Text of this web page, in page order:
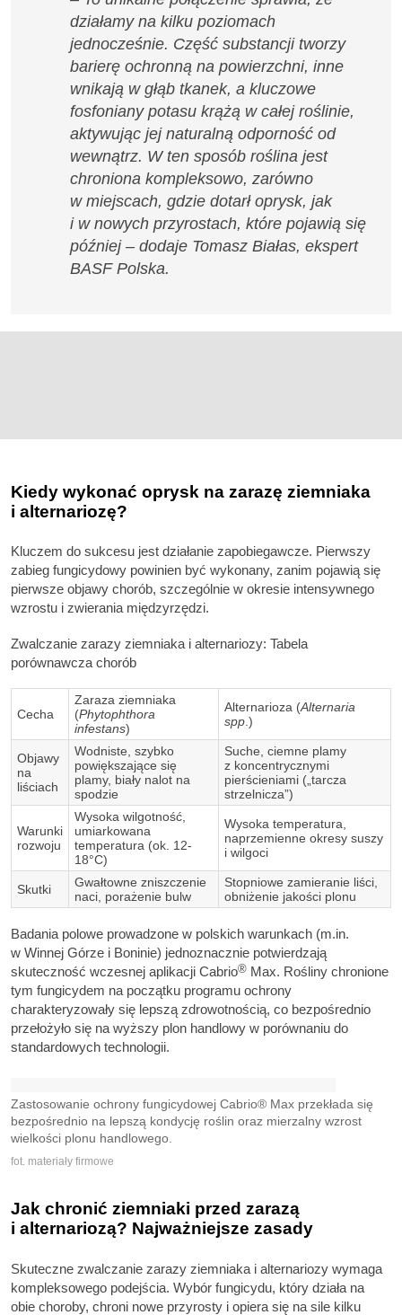
działamy na kilku poziomach
jednocześnie. Część substancji tworzy
barierę ochronną na powierzchni, inne
wnikają w głąb tkanek, a kluczowe
fosfoniany potasu krążą w całej roślinie,
aktywując jej naturalną odporność od
wewnątrz. W ten sposób roślina jest
chroniona kompleksowo, zarówno
w miejscach, gdzie dotarł oprysk, jak
i w nowych przyrostach, które pojawią się
później – dodaje Tomasz Białas, ekspert
BASF Polska.
Kiedy wykonać oprysk na zarazę ziemniaka
i alternariozę?
Kluczem do sukcesu jest działanie zapobiegawcze. Pierwszy
zabieg fungicydowy powinien być wykonany, zanim pojawią się
pierwsze objawy chorób, szczególnie w okresie intensywnego
wzrostu i zwierania międzyrzędzi.
Zwalczanie zarazy ziemniaka i alternariozy: Tabela
porównawcza chorób
Cecha
Zaraza ziemniaka
(Phytophthora
infestans)
Alternarioza (Alternaria
spp.)
Objawy
na
liściach
Wodniste, szybko
powiększające się
plamy, biały nalot na
spodzie
Suche, ciemne plamy
z koncentrycznymi
pierścieniami („tarcza
strzelnicza”)
Warunki
rozwoju
Wysoka wilgotność,
umiarkowana
temperatura (ok. 12-
18°C)
Wysoka temperatura,
naprzemienne okresy suszy
i wilgoci
Skutki
Gwałtowne zniszczenie
naci, porażenie bulw
Stopniowe zamieranie liści,
obniżenie jakości plonu
Badania polowe prowadzone w polskich warunkach (m.in.
w Winnej Górze i Boninie) jednoznacznie potwierdzają
skuteczność wczesnej aplikacji Cabrio® Max. Rośliny chronione
tym fungicydem na początku programu ochrony
charakteryzowały się lepszą zdrowotnością, co bezpośrednio
przełożyło się na wyższy plon handlowy w porównaniu do
standardowych technologii.
Zastosowanie ochrony fungicydowej Cabrio® Max przekłada się
bezpośrednio na lepszą kondycję roślin oraz mierzalny wzrost
wielkości plonu handlowego.
fot. materiały firmowe
Jak chronić ziemniaki przed zarazą
i alternariozą? Najważniejsze zasady
Skuteczne zwalczanie zarazy ziemniaka i alternariozy wymaga
kompleksowego podejścia. Wybór fungicydu, który działa na
obie choroby, chroni nowe przyrosty i opiera się na sile kilku